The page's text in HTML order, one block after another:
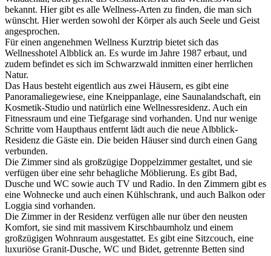
bekannt. Hier gibt es alle Wellness-Arten zu finden, die man sich
wünscht. Hier werden sowohl der Körper als auch Seele und Geist
angesprochen.
Für einen angenehmen Wellness Kurztrip bietet sich das
Wellnesshotel Albblick an. Es wurde im Jahre 1987 erbaut, und
zudem befindet es sich im Schwarzwald inmitten einer herrlichen
Natur.
Das Haus besteht eigentlich aus zwei Häusern, es gibt eine
Panoramaliegewiese, eine Kneippanlage, eine Saunalandschaft, ein
Kosmetik-Studio und natürlich eine Wellnessresidenz. Auch ein
Fitnessraum und eine Tiefgarage sind vorhanden. Und nur wenige
Schritte vom Haupthaus entfernt lädt auch die neue Albblick-
Residenz die Gäste ein. Die beiden Häuser sind durch einen Gang
verbunden.
Die Zimmer sind als großzügige Doppelzimmer gestaltet, und sie
verfügen über eine sehr behagliche Möblierung. Es gibt Bad,
Dusche und WC sowie auch TV und Radio. In den Zimmern gibt es
eine Wohnecke und auch einen Kühlschrank, und auch Balkon oder
Loggia sind vorhanden.
Die Zimmer in der Residenz verfügen alle nur über den neusten
Komfort, sie sind mit massivem Kirschbaumholz und einem
großzügigen Wohnraum ausgestattet. Es gibt eine Sitzcouch, eine
luxuriöse Granit-Dusche, WC und Bidet, getrennte Betten sind